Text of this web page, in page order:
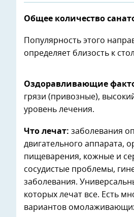
Общее количество
Популярность этого
определяет близость к
Оздоравливающие
грязи (привозные),
уровень лечения.
Что лечат: заболевания
двигательного аппарата,
пищеварения, кожные и
сосудистые проблемы,
заболевания.
которых лечат все. Есть
вариантов